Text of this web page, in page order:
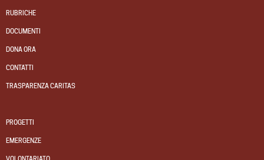
RUBRICHE
DOCUMENTI
DONA ORA
CONTATTI
TRASPARENZA CARITAS
PROGETTI
EMERGENZE